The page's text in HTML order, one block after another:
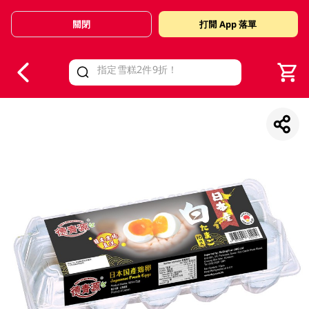
Valid Until 30 June 2026
關閉 打開 App 落單